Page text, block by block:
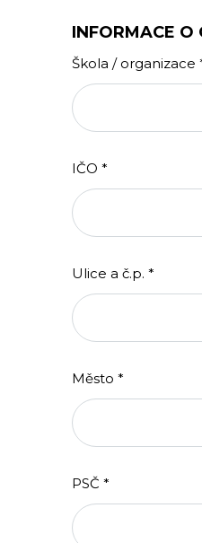
INFORMACE O
Škola / organizace
IČO *
Ulice a č.p. *
Město *
PSČ *